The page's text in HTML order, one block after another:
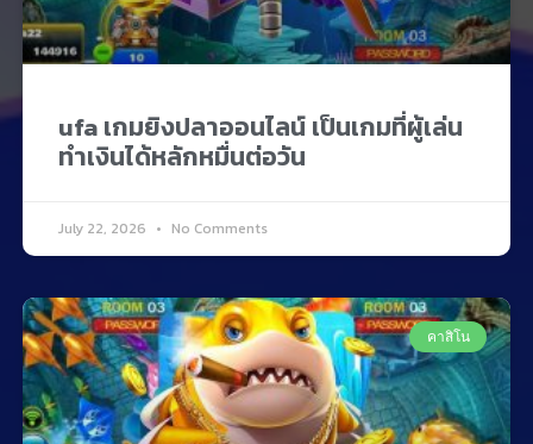
ufa เกมยิงปลาออนไลน์ เป็นเกมที่ผู้เล่น
ทำเงินได้หลักหมื่นต่อวัน
July 22, 2026 No Comments
คาสิโน